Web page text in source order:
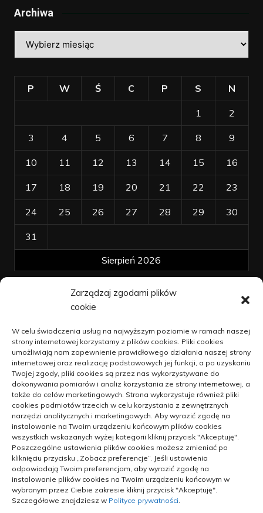
Zarządzaj zgodami plików
cookie
W celu świadczenia usług na najwyższym poziomie w ramach naszej
strony internetowej korzystamy z plików cookies. Pliki cookies
umożliwiają nam zapewnienie prawidłowego działania naszej strony
internetowej oraz realizację podstawowych jej funkcji, a po uzyskaniu
Twojej zgody, pliki cookies są przez nas wykorzystywane do
dokonywania pomiarów i analiz korzystania ze strony internetowej, a
także do celów marketingowych. Strona wykorzystuje również pliki
cookies podmiotów trzecich w celu korzystania z zewnętrznych
narzędzi analitycznych i marketingowych. Aby wyrazić zgodę na
instalowanie na Twoim urządzeniu końcowym plików cookies
wszystkich wskazanych wyżej kategorii kliknij przycisk "Akceptuję".
Poszczególne ustawienia plików cookies możesz zmieniać po
kliknięciu przycisku „Zobacz preferencje”. Jeśli ustawienia
odpowiadają Twoim preferencjom, aby wyrazić zgodę na
instalowanie plików cookies na Twoim urządzeniu końcowym w
wybranym przez Ciebie zakresie kliknij przycisk "Akceptuję".
Szczegółowe znajdziesz w Polityce prywatności.
Archiwa
Sierpień 2026
P W Ś C P S N
1 2
3 4 5 6 7 8 9
10 11 12 13 14 15 16
17 18 19 20 21 22 23
24 25 26 27 28 29 30
31
Polityka plików cookies (EU)
Polityka prywatności
Jak unowocześniać dzialalność na
wsi
9 kwietnia 2021
Blachy oraz blachowkręty –
kapitalne połączenie
14 kwietnia 2021
W jakim miejscu zakupić fotele,